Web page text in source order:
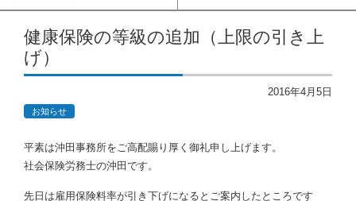
コンテンツに移動
健康保険の等級の追加（上限の引き上
げ）
2016年4月5日
お知らせ
平素は沖田事務所をご高配賜り厚く御礼申し上げます。
社会保険労務士の沖田です。
先日は雇用保険料率が引き下げになるとご案内したところです